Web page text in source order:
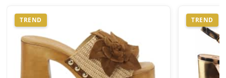
TREND TREND